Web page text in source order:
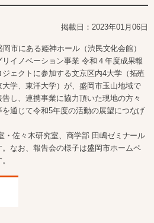
掲載日：2023年01月06日
市にある姫神ホール（渋民文化会館）
イノベーション事業 令和４年度成果報
ェクトに参加する文京区内4大学（拓殖
学、東洋大学）が、盛岡市玉山地域で
し、連携事業に協力頂いた現地の方々
通じて令和5年度の活動の展望につなげ
・佐々木研究室、商学部 田嶋ゼミナール
なお、報告会の様子は盛岡市ホームペ